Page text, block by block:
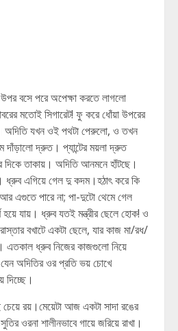
বসে পরে অপেক্ষা করতে লাগলো
মতোই সিগারেট! ফু করে ধোঁয়া উপরের
অদিতি যখন ওই পথটা পেরুলো, ও তখন
দাঁড়ালো দ্রুত। প্যান্টের ময়লা দ্রুত
দিকে তাকায়। অদিতি আনমনে হাঁটছে।
এগিয়ে গেল দু কদম।হঠাৎ করে কি
এগুতে পারে না; পা-দুটো থেমে গেল
যায়। ধ্রুব যতই মন্ত্রীর ছেলে হোক! ও
বখাটে একটা ছেলে, যার কাজ মা/রধ/
এতকাল ধ্রুব নিজের কাজগুলো নিয়ে
অদিতির ওর প্রতি ভয় চোখে
দিচ্ছে।
রয়।মেয়েটা আজ একটা সাদা রঙের
ওরনা শালীনভাবে গায়ে জরিয়ে রাখা।